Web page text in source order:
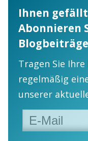
Ihnen
Abonnieren
Tragen Sie
regelmäßig
unserer